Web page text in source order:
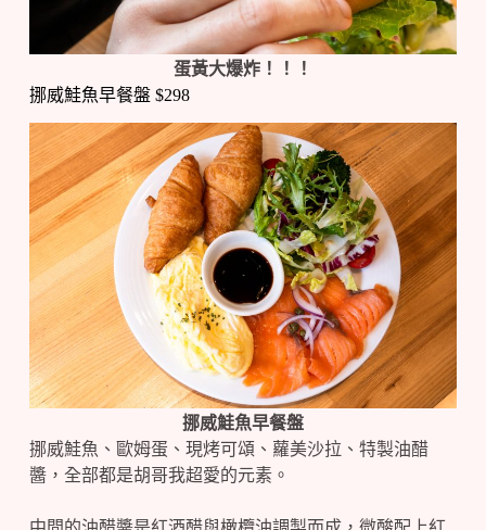
蛋黃大爆炸！！！
挪威鮭魚早餐盤 $298
挪威鮭魚早餐盤
挪威鮭魚、歐姆蛋、現烤可頌、蘿美沙拉、特製油醋
醬，全部都是胡哥我超愛的元素。